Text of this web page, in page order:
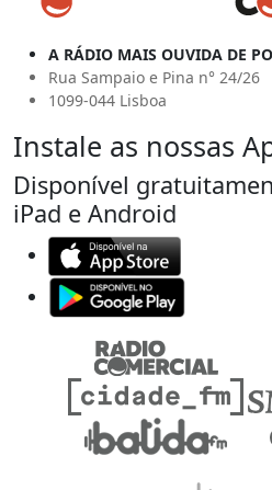
A RÁDIO MAIS OUVIDA DE
Rua Sampaio e Pina n° 24/26
1099-044 Lisboa
Instale as nossas
Disponível
iPad e Android